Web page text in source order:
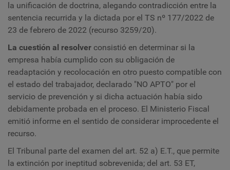
la unificación de doctrina, alegando contradicción entre la
sentencia recurrida y la dictada por el TS nº 177/2022 de
23 de febrero de 2022 (recurso 3259/20).
La cuestión al resolver consistió en determinar si la
empresa había cumplido con su obligación de
readaptación y recolocación en otro puesto compatible con
el estado del trabajador, declarado "NO APTO" por el
servicio de prevención y si dicha actuación había sido
debidamente probada en el proceso. El Ministerio Fiscal
emitió informe en el sentido de considerar improcedente el
recurso.
El Tribunal parte del examen del art. 52 a) E.T., que permite
la extinción por ineptitud sobrevenida; del art. 53 ET,